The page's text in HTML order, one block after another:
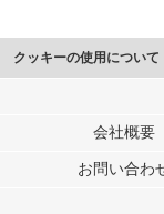
クッキーの使用について
このサイトでは Cookie
行っています。
メディアや広告配信、
各パートナーは、この
ユーザーが各パートナ
会社概要
お問い合わ